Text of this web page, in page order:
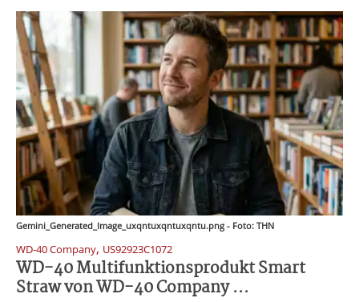
Gemini_Generated_Image_uxqntuxqntuxqntu.png - Foto: THN
WD-40 Company, US92923C1072
WD-40 Multifunktionsprodukt Smart
Straw von WD-40 Company ...